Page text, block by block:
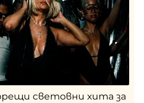
световни хита за